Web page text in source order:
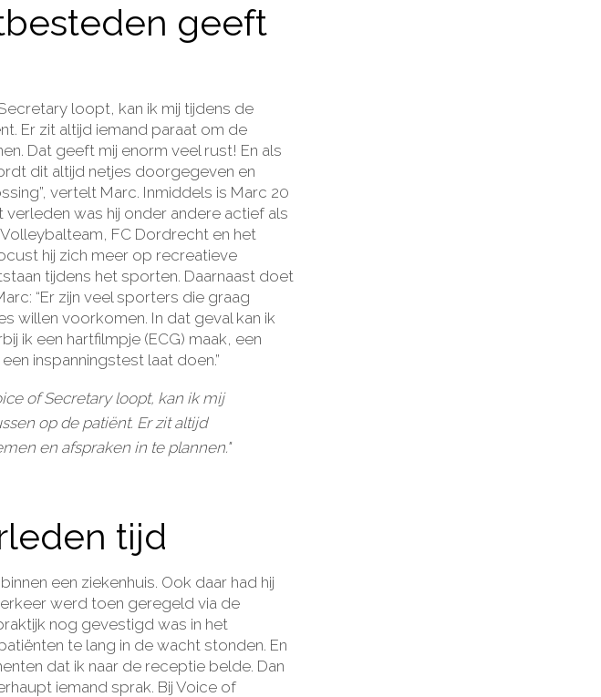
geeft
loopt, kan ik mij tijdens de
Er zit altijd iemand paraat om de
Dat geeft mij enorm veel rust! En als
dit altijd netjes doorgegeven en
vertelt Marc. Inmiddels is Marc 20
was hij onder andere actief als
FC Dordrecht en het
hij zich meer op recreatieve
tijdens het sporten. Daarnaast doet
“Er zijn veel sporters die graag
willen voorkomen. In dat geval kan ik
ik een hartfilmpje (ECG) maak, een
inspanningstest laat doen.”
of Secretary loopt, kan ik mij
op de patiënt. Er zit altijd
en afspraken in te plannen."
tijd
een ziekenhuis. Ook daar had hij
werd toen geregeld via de
nog gevestigd was in het
te lang in de wacht stonden. En
dat ik naar de receptie belde. Dan
iemand sprak. Bij Voice of